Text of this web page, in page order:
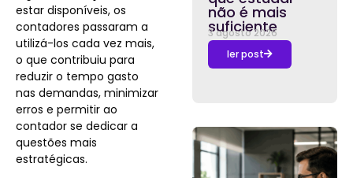
estar disponíveis, os
contadores passaram a
utilizá-los cada vez mais,
o que contribuiu para
reduzir o tempo gasto
nas demandas, minimizar
erros e permitir ao
contador se dedicar a
questões mais
estratégicas.
não é mais
suficiente
3 agosto 2026
ler post